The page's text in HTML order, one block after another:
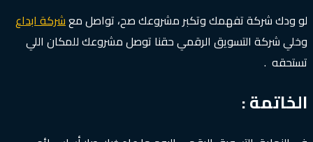
لو ودك شركة تفهمك وتكبر مشروعك صح، تواصل معشركة ابداع
وخلي شركة التسويق الرقمي حقنا توصل مشروعك للمكان اللي
تستحقه .
الخاتمة :